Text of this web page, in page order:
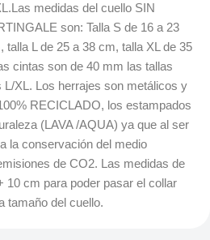
medidas del cuello SIN
son: Talla S de 16 a 23
L de 25 a 38 cm, talla XL de 35
cintas son de 40 mm las tallas
XL. Los herrajes son metálicos y
RECICLADO, los estampados
(LAVA /AQUA) ya que al ser
la conservación del medio
de CO2. Las medidas de
10 cm para poder pasar el collar
tamaño del cuello.